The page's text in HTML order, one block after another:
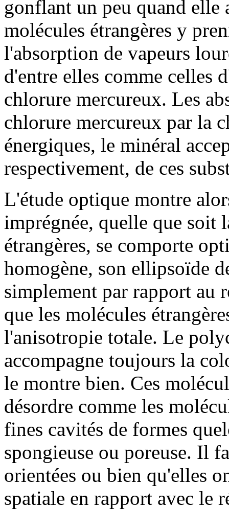
gonflant un peu quand elle
molécules étrangères y
l'absorption de vapeurs
d'entre elles comme celles
chlorure mercureux. Les
chlorure mercureux par la
énergiques, le minéral
respectivement, de ces
L'étude optique montre
imprégnée, quelle que soit
étrangères, se comporte
homogène, son ellipsoïde
simplement par rapport au
que les molécules
l'anisotropie totale. Le
accompagne toujours la
le montre bien. Ces
désordre comme les
fines cavités de formes
spongieuse ou poreuse. Il
orientées ou bien qu'elles
spatiale en rapport avec le